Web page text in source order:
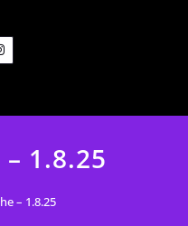
1.8.25
– 1.8.25